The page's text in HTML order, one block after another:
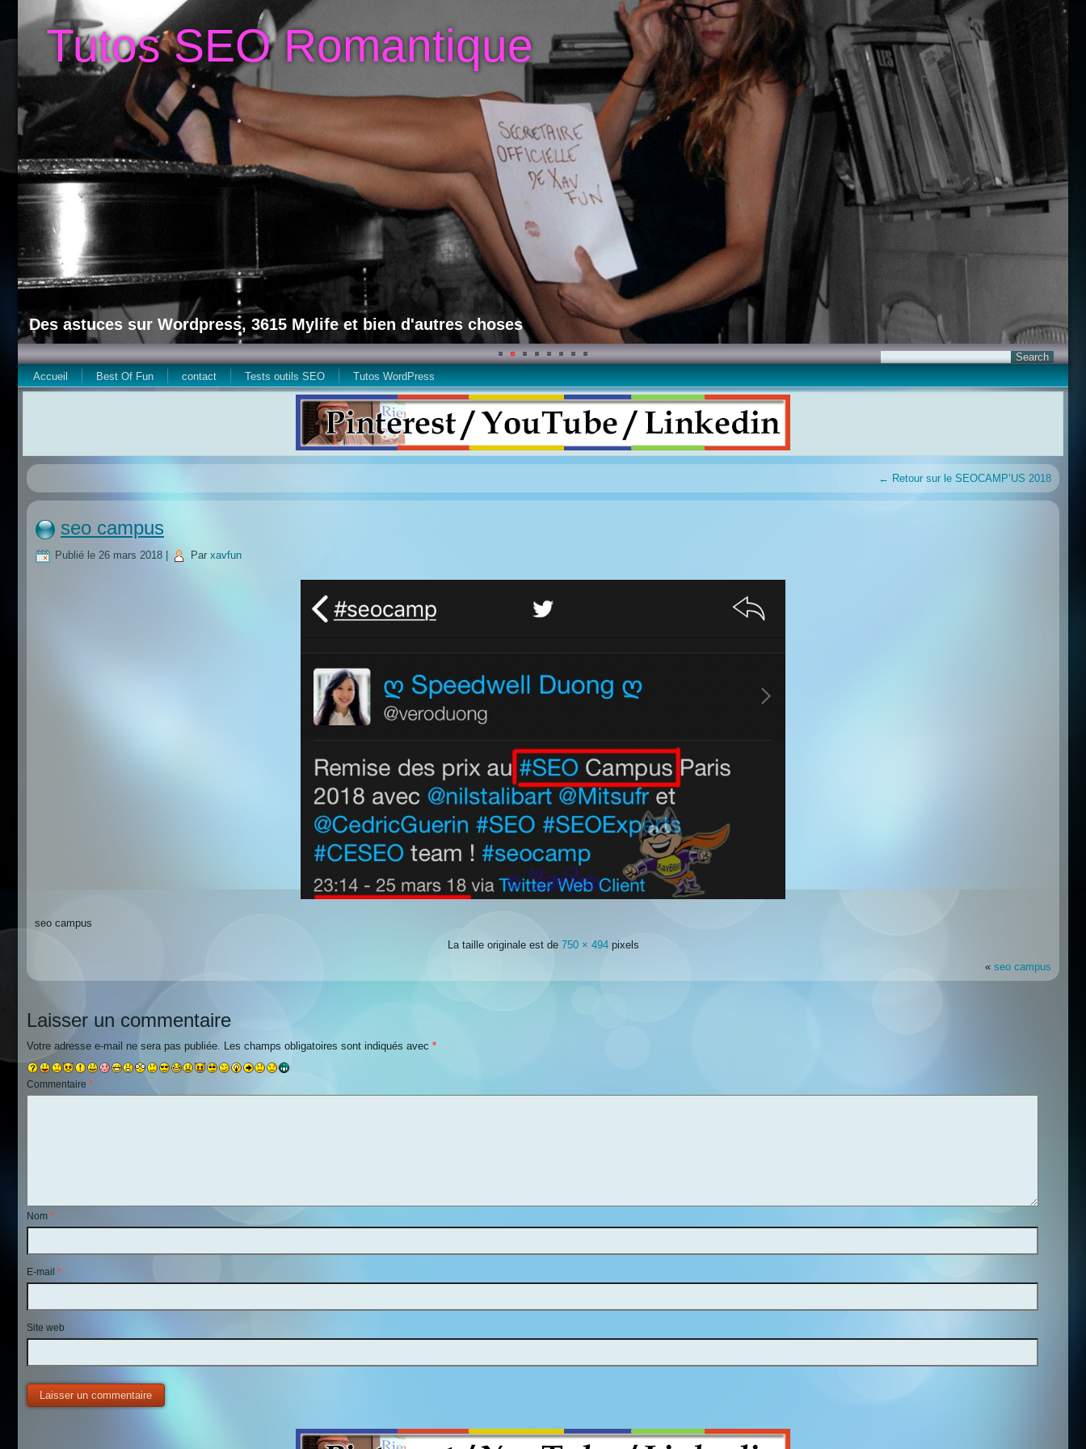
Tutos SEO Romantique
Des astuces sur Wordpress, 3615 Mylife et bien d'autres choses
Accueil Best Of Fun contact Tests outils SEO Tutos WordPress
← Retour sur le SEOCAMP’US 2018
seo campus
Publié le 26 mars 2018 Par xavfun
seo campus
La taille originale est de 750 × 494pixels
« seo campus
Laisser un commentaire
Votre adresse e-mail ne sera pas publiée. Les champs obligatoires sont indiqués avec *
Commentaire *
Nom *
E-mail *
Site web